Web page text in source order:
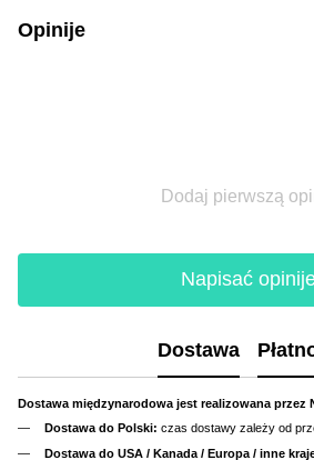
Opinije
Dodaj pierwszą
Napisać
Dostawa
Dostawa międzynarodowa jest realizowana przez
Dostawa do Polski: czas dostawy zależy od
Dostawa do USA / Kanada / Europa / inne